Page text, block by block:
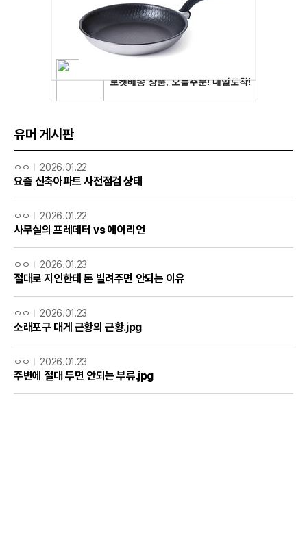
유머 게시판
ㅇㅇ 2026.01.22
요즘 신축아파트 사전점검 상태
ㅇㅇ 2026.01.22
사무실의 프레데터 vs 에이리언
ㅇㅇ 2026.01.23
절대로 지인한테 돈 빌려주면 안되는 이유
ㅇㅇ 2026.01.23
소래포구 대게 근황의 근황.jpg
ㅇㅇ 2026.01.23
주변에 절대 두면 안되는 부류.jpg